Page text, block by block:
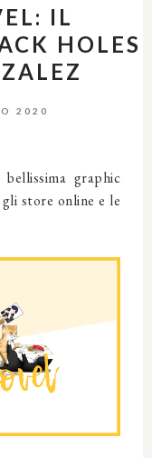
IL
HOLES
2020
graphic
store online e le